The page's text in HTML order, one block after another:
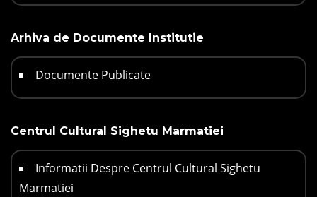
Arhiva de Documente Institutie
Documente Publicate
Centrul Cultural Sighetu Marmatiei
Informatii Despre Centrul Cultural Sighetu
Marmatiei